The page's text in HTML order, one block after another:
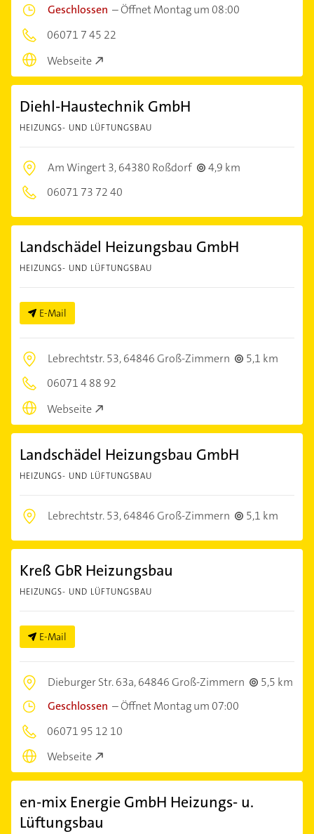
Geschlossen –Öffnet Montag um 08:00
06071 7 45 22
Webseite
Diehl-Haustechnik GmbH
HEIZUNGS- UND LÜFTUNGSBAU
Am Wingert 3,64380 Roßdorf
4,9 km
06071 73 72 40
Landschädel Heizungsbau GmbH
HEIZUNGS- UND LÜFTUNGSBAU
E-Mail
Lebrechtstr. 53,64846 Groß-Zimmern
5,1 km
06071 4 88 92
Webseite
Landschädel Heizungsbau GmbH
HEIZUNGS- UND LÜFTUNGSBAU
Lebrechtstr. 53,64846 Groß-Zimmern 5,1 km
Kreß GbR Heizungsbau
HEIZUNGS- UND LÜFTUNGSBAU
E-Mail
Dieburger Str. 63a,64846 Groß-Zimmern
5,5 km
Geschlossen –Öffnet Montag um 07:00
06071 95 12 10
Webseite
en-mix Energie GmbH Heizungs- u.
Lüftungsbau